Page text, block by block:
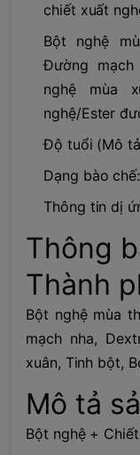
chiết xuất
Bột nghệ
Đường
nghệ mùa
nghệ/Ester
Độ tuổi (Mô
Dạng bào
Thông tin dị
Thông
Thành
Bột nghệ mùa
mạch nha,
xuân, Tinh bột,
Mô tả
Bột nghệ +